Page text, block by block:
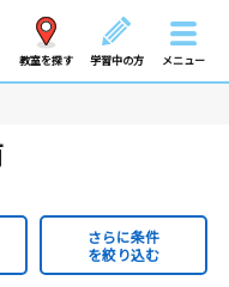
教室を探す 学習中の方 メニュー
さらに条件
を絞り込む